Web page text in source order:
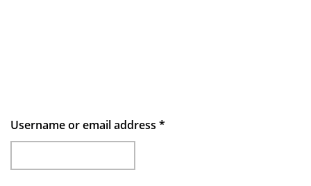
Username or email address *